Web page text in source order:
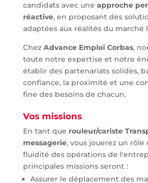
candidats avec une approche
réactive, en proposant des
adaptées aux réalités du marché
Chez Advance Emploi Corbas,
toute notre expertise et notre
établir des partenariats solides,
confiance, la proximité et une
fine des besoins de chacun.
Vos missions
En tant que rouleur/cariste
messagerie, vous jouerez un rôle
fluidité des opérations de
principales missions seront :
Assurer le déplacement des